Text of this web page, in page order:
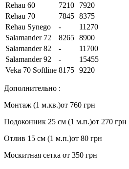
Rehau 60 7210
7920
Rehau 70
7845 8375
Rehau Synego
-
11270
Salamander 72
8265 8900
Salamander 82
-
11700
Salamander 92
-
15455
Veka 70 Softline 8175 9220
Дополнительно :
Монтаж (1 м.кв.)от 760 грн
Подоконник 25 см (1 м.п.)от 270 грн
Отлив 15 см (1 м.п.)от 80 грн
Москитная сетка от 350 грн